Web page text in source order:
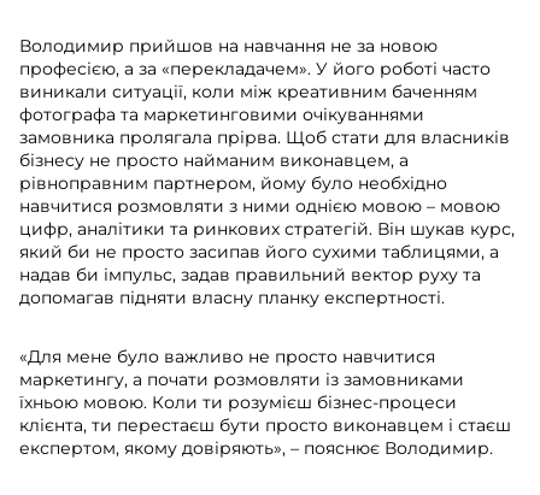
Володимир прийшов на навчання не за новою
професією, а за «перекладачем». У його роботі часто
виникали ситуації, коли між креативним баченням
фотографа та маркетинговими очікуваннями
замовника пролягала прірва. Щоб стати для власників
бізнесу не просто найманим виконавцем, а
рівноправним партнером, йому було необхідно
навчитися розмовляти з ними однією мовою – мовою
цифр, аналітики та ринкових стратегій. Він шукав курс,
який би не просто засипав його сухими таблицями, а
надав би імпульс, задав правильний вектор руху та
допомагав підняти власну планку експертності.
«Для мене було важливо не просто навчитися
маркетингу, а почати розмовляти із замовниками
їхньою мовою. Коли ти розумієш бізнес-процеси
клієнта, ти перестаєш бути просто виконавцем і стаєш
експертом, якому довіряють», – пояснює Володимир.